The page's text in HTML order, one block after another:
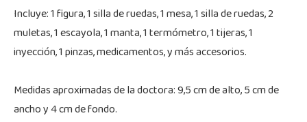
Incluye: 1 figura, 1 silla de ruedas, 1 mesa, 1 silla de ruedas, 2
muletas, 1 escayola, 1 manta, 1 termómetro, 1 tijeras, 1
inyección, 1 pinzas, medicamentos, y más accesorios.
Medidas aproximadas de la doctora: 9,5 cm de alto, 5 cm de
ancho y 4 cm de fondo.